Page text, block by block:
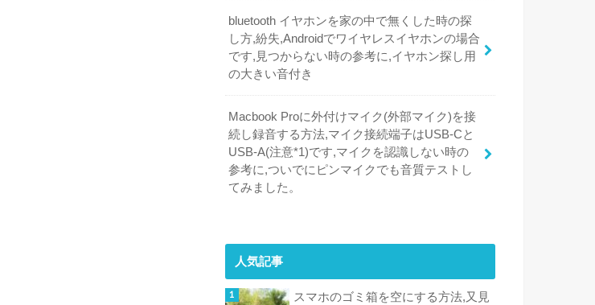
bluetooth イヤホンを家の中で無くした時の探
し方,紛失,Androidでワイヤレスイヤホンの場合
です,見つからない時の参考に,イヤホン探し用
の大きい音付き
Macbook Proに外付けマイク(外部マイク)を接
続し録音する方法,マイク接続端子はUSB-Cと
USB-A(注意*1)です,マイクを認識しない時の
参考に,ついでにピンマイクでも音質テストし
てみました。
人気記事
スマホのゴミ箱を空にする方法,又見